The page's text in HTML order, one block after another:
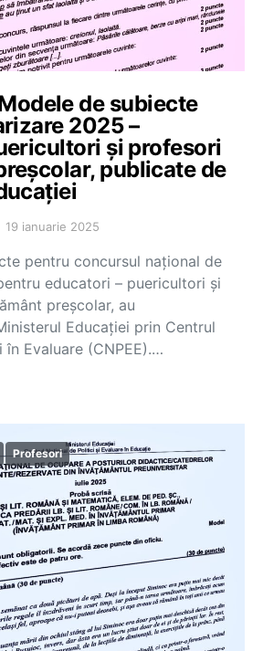
de subiecte
2025 –
și profesori
publicate de
19 ianuarie 2025
pentru concursul național de
educatori – puericultori și
preșcolar, au
Educației prin Centrul
Evaluare (CNPEE).…
Profesori